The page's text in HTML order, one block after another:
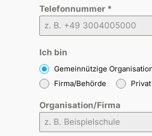
Telefonnummer *
Ich bin
Gemeinnützige
Firma/Behörde
Privat
Organisation/Firma